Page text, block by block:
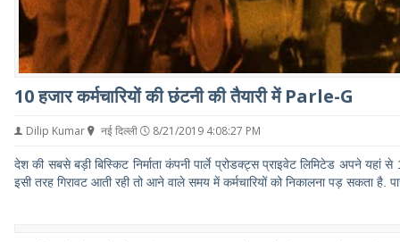
10 हजार कर्मचारियों की छंटनी की तैयारी में Parle-G
Dilip Kumar नई दिल्ली 8/21/2019 4:08:27 PM
देश की सबसे बड़ी बिस्किट निर्माता कंपनी पार्ले प्रोडक्ट्स प्राइवेट लिमिटेड अपने
इसी तरह गिरावट आती रही तो आने वाले समय में कर्मचारियों को निकालना पड़ सकता है.